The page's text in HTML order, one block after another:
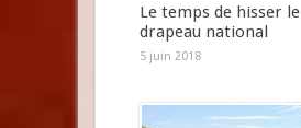
Le temps de hisser le
drapeau national
5 juin 2018